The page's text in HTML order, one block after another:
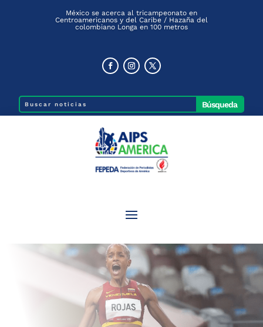
México se acerca al tricampeonato en
Centroamericanos y del Caribe / Hazaña del
colombiano Longa en 100 metros